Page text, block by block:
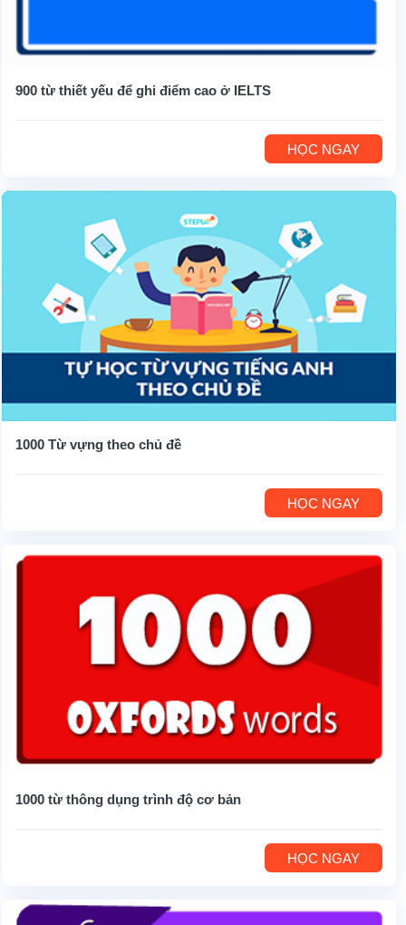
900 từ thiết yếu để ghi điểm cao ở IELTS
HỌC NGAY
1000 Từ vựng theo chủ đề
HỌC NGAY
1000 từ thông dụng trình độ cơ bản
HỌC NGAY